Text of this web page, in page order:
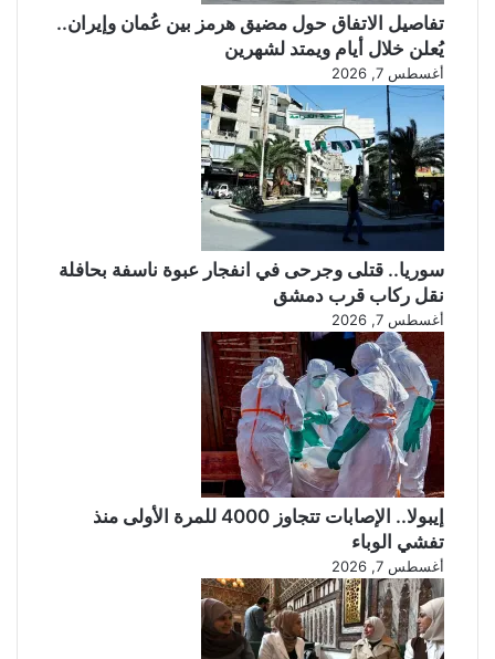
ع
ط
ر
ا
ن
تفاصيل الاتفاق حول مضيق هرمز بين عُمان وإيران..
يُعلن خلال أيام ويمتد لشهرين
أغسطس 7, 2026
سوريا.. قتلى وجرحى في انفجار عبوة ناسفة بحافلة
نقل ركاب قرب دمشق
أغسطس 7, 2026
إيبولا.. الإصابات تتجاوز 4000 للمرة الأولى منذ
تفشي الوباء
أغسطس 7, 2026